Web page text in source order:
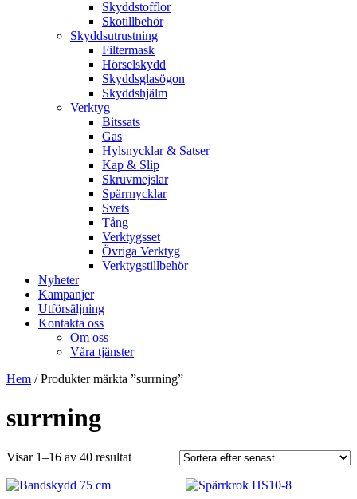
Skyddstofflor
Skotillbehör
Skyddsutrustning
Filtermask
Hörselskydd
Skyddsglasögon
Skyddshjälm
Verktyg
Bitssats
Gas
Hylsnycklar & Satser
Kap & Slip
Skruvmejslar
Spärrnycklar
Svets
Tång
Verktygsset
Övriga Verktyg
Verktygstillbehör
Nyheter
Kampanjer
Utförsäljning
Kontakta oss
Om oss
Våra tjänster
Hem / Produkter märkta ”surrning”
surrning
Visar 1–16 av 40 resultatSortera